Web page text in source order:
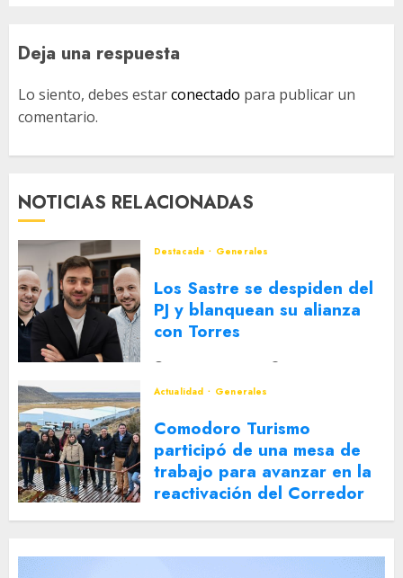
Deja una respuesta
Lo siento, debes estarconectado para publicar un
comentario.
NOTICIAS RELACIONADAS
Destacada Generales
Los Sastre se despiden del
PJ y blanquean su alianza
con Torres
Actualidad
Generales
Comodoro Turismo
participó de una mesa de
trabajo para avanzar en la
reactivación del Corredor
Turístico Integrado